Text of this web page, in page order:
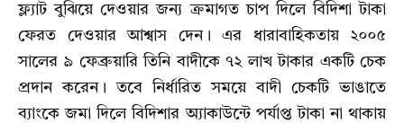
ফ্ল্যাট বুঝিয়ে দেওয়ার জন্য ক্রমাগত চাপ দিলে বিদিশা টাকা
ফেরত দেওয়ার আশ্বাস দেন। এর ধারাবাহিকতায় ২০০৫
সালের ৯ ফেব্রুয়ারি তিনি বাদীকে ৭২ লাখ টাকার একটি চেক
প্রদান করেন। তবে নির্ধারিত সময়ে বাদী চেকটি ভাঙাতে
ব্যাংকে জমা দিলে বিদিশার অ্যাকাউন্টে পর্যাপ্ত টাকা না থাকায়